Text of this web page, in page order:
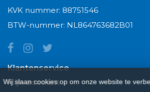
KVK nummer: 88751546
BTW-nummer: NL864763682B01
Klantenservice
Mijn account
Wij slaan cookies op om onze website te